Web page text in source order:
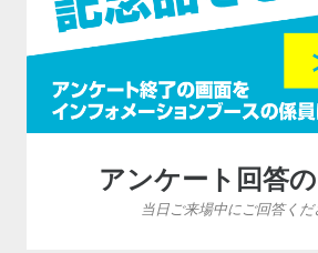
アンケート回答
当日ご来場中にご回答くだ